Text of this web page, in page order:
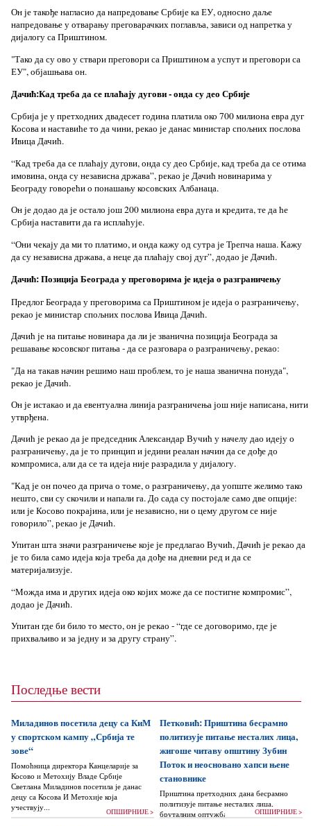
Он је такође нагласио да напредовање Србије ка ЕУ, односно даље
напредовање у отварању преговарачких поглавља, зависи од напретка у
дијалогу са Приштином.
"Тако да су ово у ствари преговори са Приштином а успут и преговори са
ЕУ", објашњава он.
Дачић:Кад треба да се плаћају дугови - онда су део Србије
Србија је у претходних двадесет година платила око 700 милиона евра дуг
Косова и наставиће то да чини, рекао је данас министар спољних послова
Ивица Дачић.
“Кад треба да се плаћају дугови, онда су део Србије, кад треба да се отима
имовина, онда су независна држава”, рекао је Дачић новинарима у
Београду говорећи о понашању косовских Албанаца.
Он је додао да је остало још 200 милиона евра дуга и кредита, те да ће
Србија наставити да га исплаћује.
“Они чекају да ми то платимо, и онда кажу од сутра је Трепча наша. Кажу
да су независна држава, а неце да плаћају свој дуг”, додао је Дачић.
Дачић: Позиција Београда у преговорима је идеја о разграничењу
Предлог Београда у преговорима са Приштином је идеја о разграничењу,
рекао је министар спољних послова Ивица Дачић.
Дачић је на питање новинара да ли је званична позиција Београда за
решавање косовског питања - да се разговара о разграничењу, рекао:
"Да на такав начин решимо наш проблем, то је наша званична понуда",
рекао је Дачић.
Он је истакао и да евентуална линија разграничења још није написана, нити
утврђена.
Дачић је рекао да је председник Александар Вучић у начелу дао идеју о
разграничењу, да је то принцип и једини реалан начин да се дође до
компромиса, али да се та идеја није разрадила у дијалогу.
"Кад је он почео да прича о томе, о разграничењу, да уопште желимо тако
нешто, сви су скочили и напали га. До сада су постојале само две опције:
или је Косово покрајина, или је независно, ни о цему другом се није
говорило”, рекао је Дачић.
Упитан шта значи разграничење које је предлагао Вучић, Дачић је рекао да
је то била само идеја која треба да дође на дневни ред и да се
материјализује.
“Можда има и других идеја око којих може да се постигне компромис”,
додао је Дачић.
Упитан где би било то место, он је рекао - “где се договоримо, где је
прихваљиво и за једну и за другу страну”.
Последње вести
Миладинов посетила децу са КиМ
у спортском кампу „Србија те
зове“
Помоћница директора Канцеларије за
Косово и Метохију Владе Србије
Светлана Миладинов посетила је данас
децу са Косова И Метохије која
учествују...
ОПШИРНИЈЕ >
Петковић: Приштина бесрамно
политизује питање несталих лица,
жигоше читаву општину Зубин
Поток и неосновано хапси њене
становнике
Приштина претходних дана бесрамно
политизује питање несталих лица,
бруталним оптужбама на рачун Београда
ОПШИРНИЈЕ >